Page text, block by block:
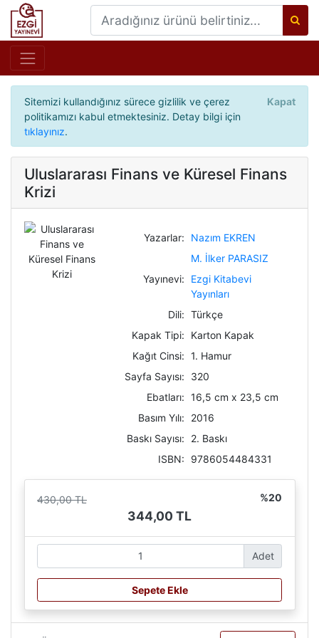
Sitemizi kullandığınız sürece gizlilik ve çerez
politikamızı kabul etmektesiniz. Detay bilgi için
tıklayınız.
Kapat
Uluslararası Finans ve Küresel Finans
Krizi
Yazarlar:
Nazım EKREN
M. İlker PARASIZ
Yayınevi:
Ezgi Kitabevi
Yayınları
Dili: Türkçe
Kapak Tipi:
Karton Kapak
Kağıt Cinsi: 1. Hamur
Sayfa Sayısı:
320
Ebatları: 16,5 cm x 23,5 cm
Basım Yılı:
2016
Baskı Sayısı:
2. Baskı
ISBN:
9786054484331
430,00 TL %20
344,00 TL
Adet
Sepete Ekle